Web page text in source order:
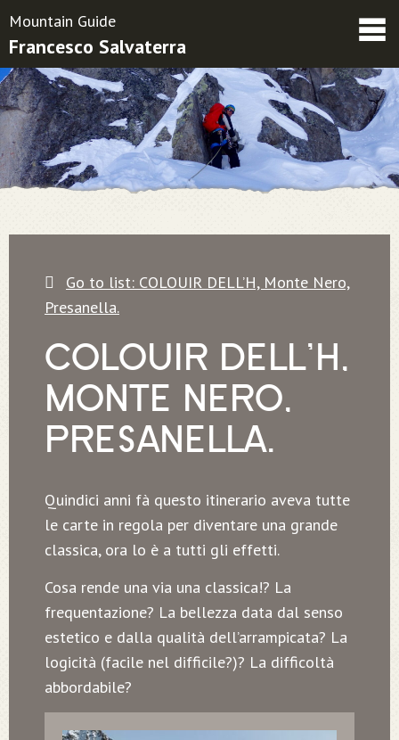
Friends
Mountain Guide
Francesco Salvaterra
Go to list: COLOUIR DELL’H, Monte Nero,
Presanella.
COLOUIR DELL’H,
MONTE NERO,
PRESANELLA.
Quindici anni fà questo itinerario aveva tutte
le carte in regola per diventare una grande
classica, ora lo è a tutti gli effetti.
Cosa rende una via una classica!? La
frequentazione? La bellezza data dal senso
estetico e dalla qualità dell’arrampicata? La
logicità (facile nel difficile?)? La difficoltà
abbordabile?